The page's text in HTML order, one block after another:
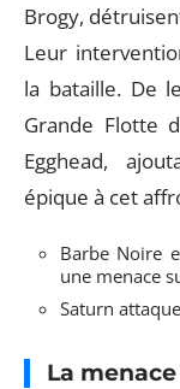
Brogy,
Leur
la bataille. De
Grande Flotte
Egghead,
épique à cet
Barbe Noire
une menace
Saturn
La